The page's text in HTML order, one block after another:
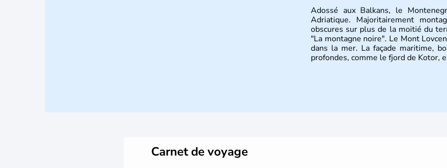
Adossé aux Balkans, le
Adriatique. Majoritairement
obscures sur plus de la moitié du
"La montagne noire". Le Mont
dans la mer. La façade maritime,
profondes, comme le fjord de Kotor,
Carnet de voyage